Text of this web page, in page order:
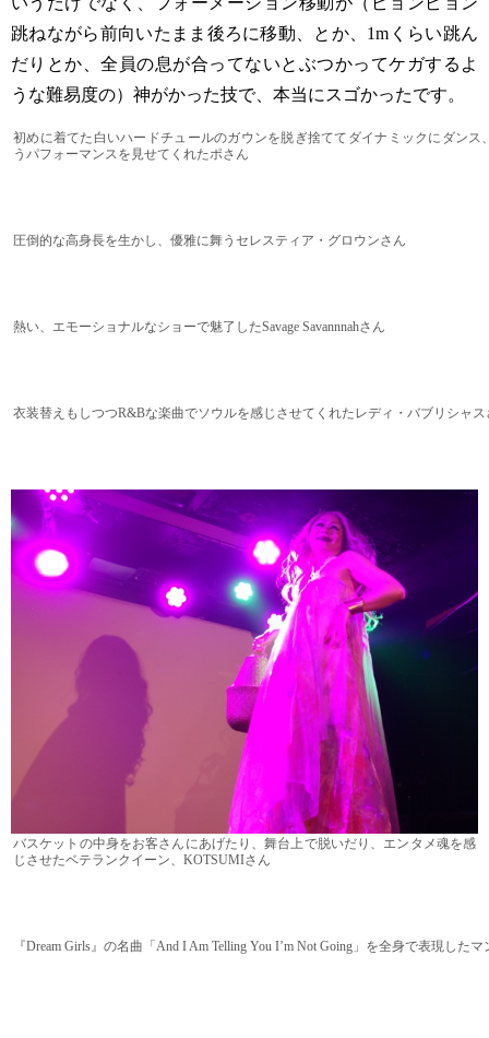
跳ねながら前向いたまま後ろに移動、とか、1mくらい跳ん
だりとか、全員の息が合ってないとぶつかってケガするよ
うな難易度の）神がかった技で、本当にスゴかったです。
初めに着てた白いハードチュールのガウンを脱ぎ捨ててダイナミックにダンス
うパフォーマンスを見せてくれたポさん
圧倒的な高身長を生かし、優雅に舞うセレスティア・グロウンさん
熱い、エモーショナルなショーで魅了したSavage Savannnahさん
衣装替えもしつつR&Bな楽曲でソウルを感じさせてくれたレディ・バブリシャス
バスケットの中身をお客さんにあげたり、舞台上で脱いだり、エンタメ魂を感
じさせたベテランクイーン、KOTSUMIさん
『Dream Girls』の名曲「And I Am Telling You I’m Not Going」を全身で表現した